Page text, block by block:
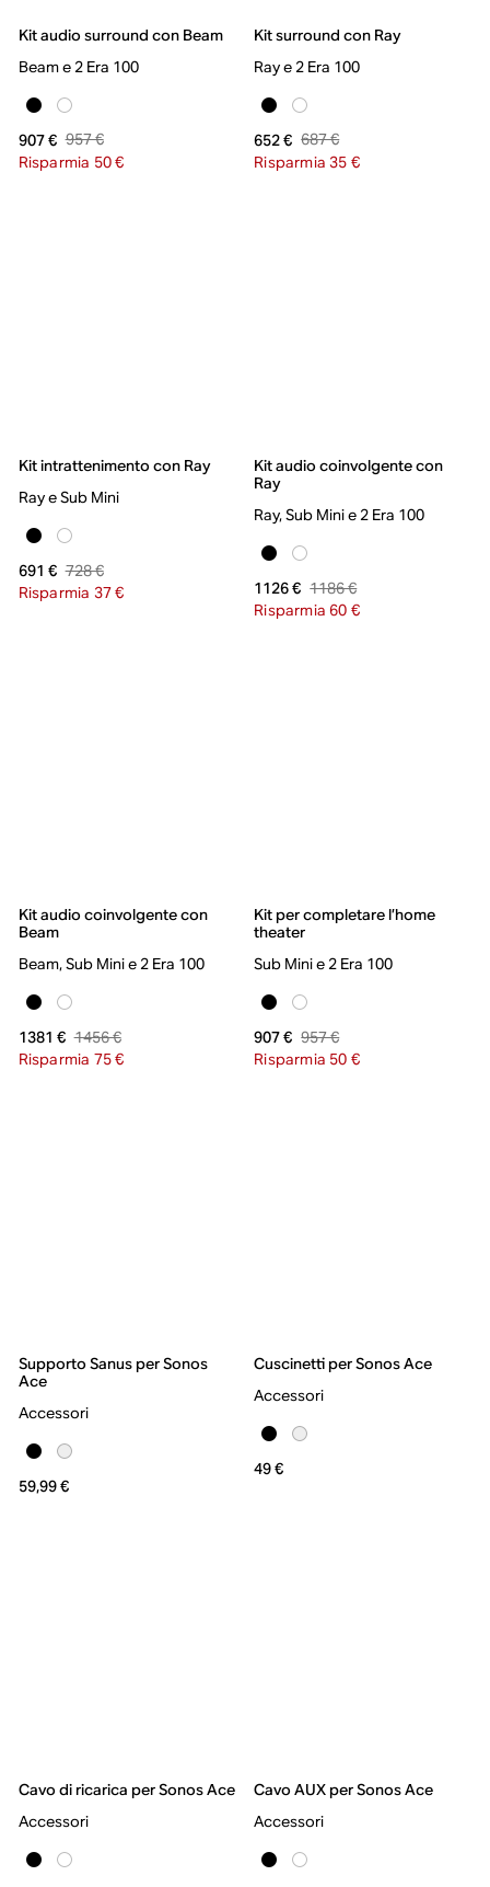
Kit audio surround con Beam
Beam e 2 Era 100
907 € 957 €
Risparmia 50 €
Kit surround con Ray
Ray e 2 Era 100
652 € 687 €
Risparmia 35 €
Kit intrattenimento con Ray
Ray e Sub Mini
691 € 728 €
Risparmia 37 €
Kit audio coinvolgente con
Ray
Ray, Sub Mini e 2 Era 100
1126 € 1186 €
Risparmia 60 €
Kit audio coinvolgente con
Beam
Beam, Sub Mini e 2 Era 100
1381 € 1456 €
Risparmia 75 €
Kit per completare l’home
theater
Sub Mini e 2 Era 100
907 € 957 €
Risparmia 50 €
Supporto Sanus per Sonos
Ace
Accessori
59,99 €
Cuscinetti per Sonos Ace
Accessori
49 €
Cavo di ricarica per Sonos Ace
Accessori
Cavo AUX per Sonos Ace
Accessori